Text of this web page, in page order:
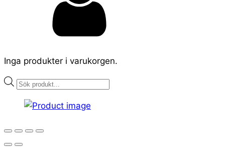
Inga produkter i varukorgen.
Products